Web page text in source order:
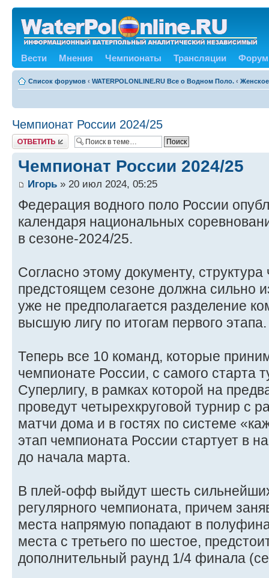
Вести Мнения Чемпионаты Трансляции Форум
Список форумов ‹ WATERPOLONLINE.RU Все о Водном Поло. ‹
Чемпионат России 2024/25
Ответить
Чемпионат России 2024/25
Игорь » 20 июл 2024, 05:25
Федерация водного поло России
календаря национальных
в сезоне-2024/25.
Согласно этому документу,
предстоящем сезоне должна сильно
уже не предполагается разделение
высшую лигу по итогам первого этапа.
Теперь все 10 команд, которые
чемпионате России, с самого старта
Суперлигу, в рамках которой на
проведут четырехкруговой турнир с
матчи дома и в гостях по системе
этап чемпионата России стартует в
до начала марта.
В плей-офф выйдут шесть
регулярного чемпионата, причем
места напрямую попадают в
места с третьего по шестое,
дополнительный раунд 1/4 финала